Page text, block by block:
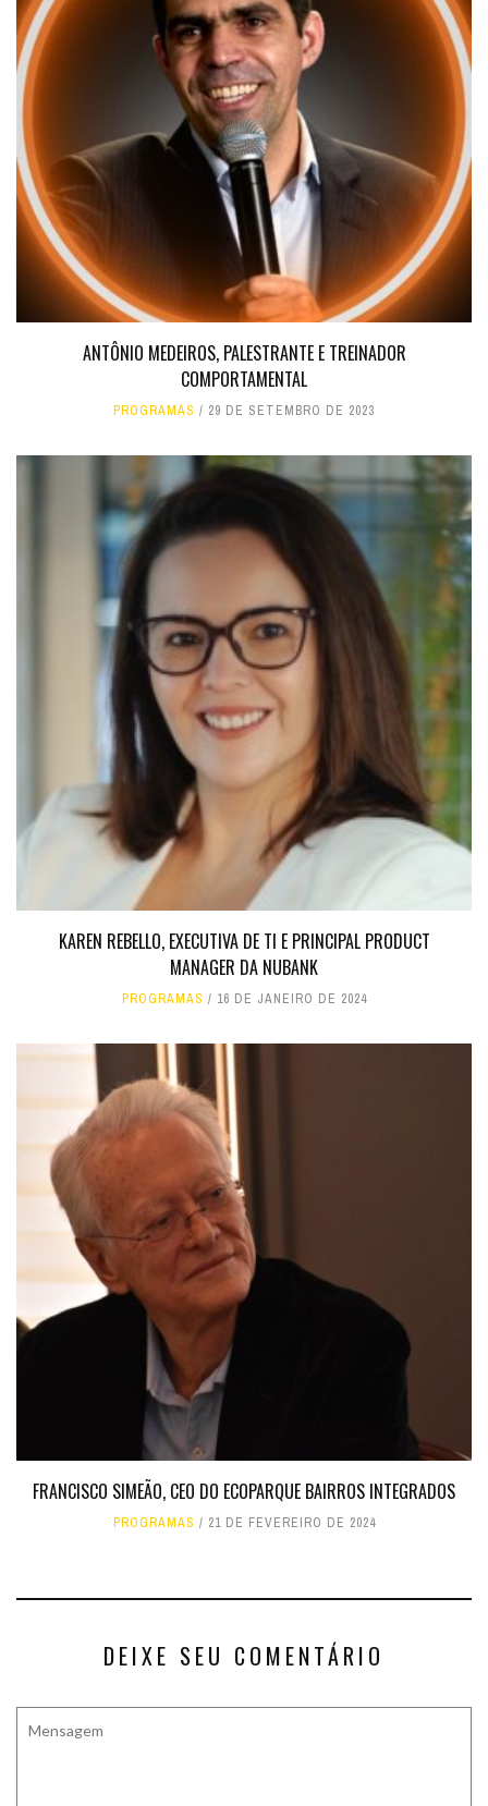
ANTÔNIO MEDEIROS, PALESTRANTE E TREINADOR
COMPORTAMENTAL
PROGRAMAS 29 DE SETEMBRO DE 2023
KAREN REBELLO, EXECUTIVA DE TI E PRINCIPAL PRODUCT
MANAGER DA NUBANK
PROGRAMAS 16 DE JANEIRO DE 2024
FRANCISCO SIMEÃO, CEO DO ECOPARQUE BAIRROS INTEGRADOS
PROGRAMAS 21 DE FEVEREIRO DE 2024
DEIXE SEU COMENTÁRIO